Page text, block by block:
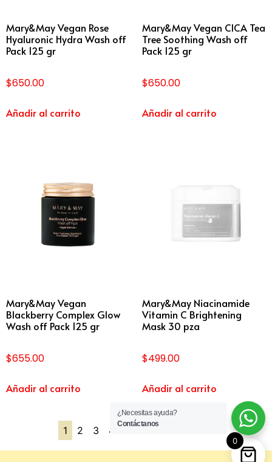
Mary&May Vegan Rose
Hyaluronic Hydra Wash off
Pack 125 gr
$650.00
Añadir al carrito
Mary&May Vegan CICA Tea
Tree Soothing Wash off
Pack 125 gr
$650.00
Añadir al carrito
Mary&May Vegan
Blackberry Complex Glow
Wash off Pack 125 gr
$655.00
Añadir al carrito
Mary&May Niacinamide
Vitamin C Brightening
Mask 30 pza
$499.00
Añadir al carrito
1 2 3 4 … 10
¿Necesitas ayuda?
Contáctanos
0